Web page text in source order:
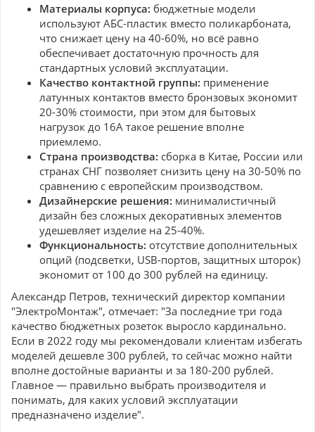
Материалы корпуса: бюджетные модели
используют АБС-пластик вместо поликарбоната,
что снижает цену на 40-60%, но всё равно
обеспечивает достаточную прочность для
стандартных условий эксплуатации.
Качество контактной группы: применение
латунных контактов вместо бронзовых экономит
20-30% стоимости, при этом для бытовых
нагрузок до 16А такое решение вполне
приемлемо.
Страна производства: сборка в Китае, России или
странах СНГ позволяет снизить цену на 30-50% по
сравнению с европейским производством.
Дизайнерские решения: минималистичный
дизайн без сложных декоративных элементов
удешевляет изделие на 25-40%.
Функциональность: отсутствие дополнительных
опций (подсветки, USB-портов, защитных шторок)
экономит от 100 до 300 рублей на единицу.
Александр Петров, технический директор компании
"ЭлектроМонтаж", отмечает: "За последние три года
качество бюджетных розеток выросло кардинально.
Если в 2022 году мы рекомендовали клиентам избегать
моделей дешевле 300 рублей, то сейчас можно найти
вполне достойные варианты и за 180-200 рублей.
Главное — правильно выбрать производителя и
понимать, для каких условий эксплуатации
предназначено изделие".